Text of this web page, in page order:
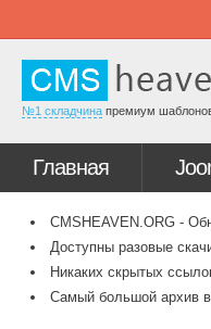
№1 складчина премиум
Главная
CMSHEAVEN.ORG -
Доступны разовые
Никаких скрытых
Самый большой архив в